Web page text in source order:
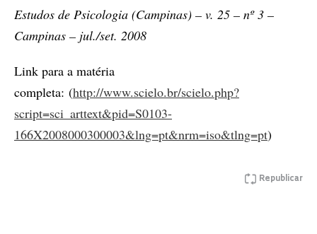
Estudos de Psicologia (Campinas) – v. 25 – nº 3 –
Campinas – jul./set. 2008
Link para a matéria
completa: (http://www.scielo.br/scielo.php?
script=sci_arttext&pid=S0103-
166X2008000300003&lng=pt&nrm=iso&tlng=pt)
Republicar